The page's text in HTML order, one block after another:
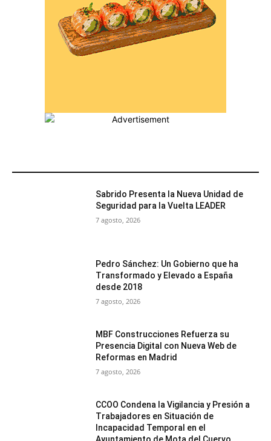
Sabrido Presenta la Nueva Unidad de
Seguridad para la Vuelta LEADER
7 agosto, 2026
Pedro Sánchez: Un Gobierno que ha
Transformado y Elevado a España
desde 2018
7 agosto, 2026
MBF Construcciones Refuerza su
Presencia Digital con Nueva Web de
Reformas en Madrid
7 agosto, 2026
CCOO Condena la Vigilancia y Presión a
Trabajadores en Situación de
Incapacidad Temporal en el